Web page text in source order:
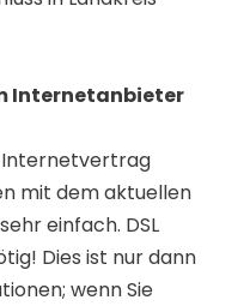
Internetanbieter
Internetvertrag
mit dem aktuellen
einfach. DSL
Dies ist nur dann
wenn Sie